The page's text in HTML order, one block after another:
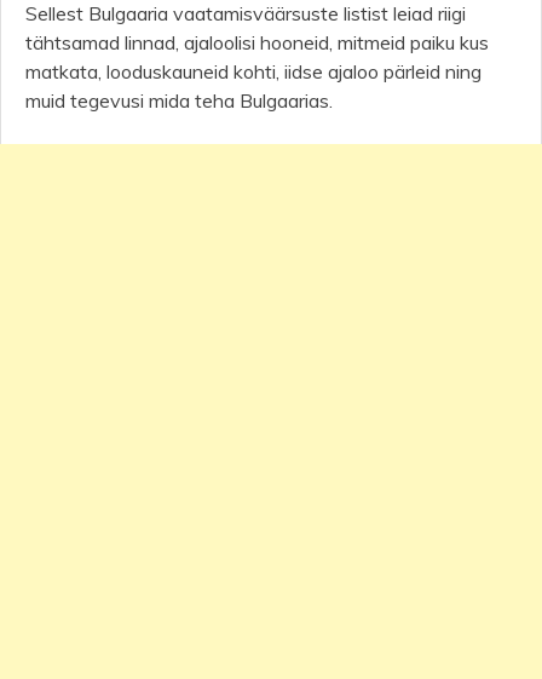
Sellest Bulgaaria vaatamisväärsuste listist leiad riigi
tähtsamad linnad, ajaloolisi hooneid, mitmeid paiku kus
matkata, looduskauneid kohti, iidse ajaloo pärleid ning
muid tegevusi mida teha Bulgaarias.